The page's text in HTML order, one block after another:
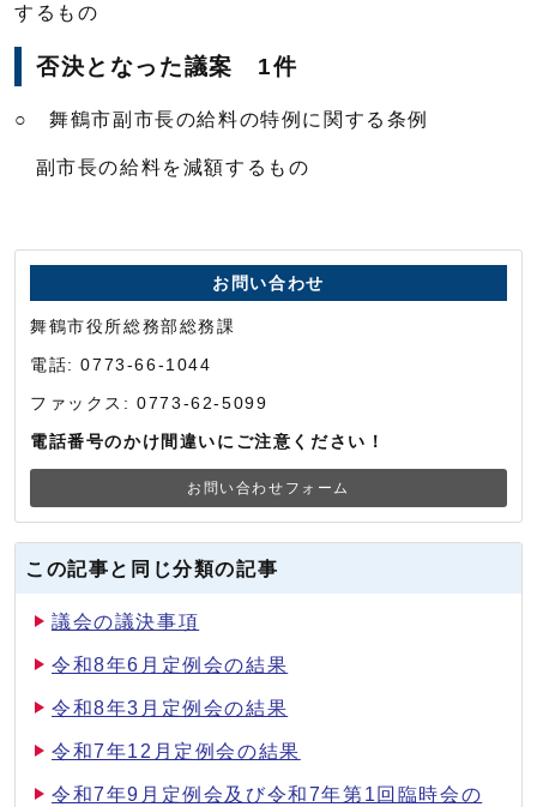
するもの
否決となった議案 1件
○ 舞鶴市副市長の給料の特例に関する条例
副市長の給料を減額するもの
お問い合わせ
舞鶴市役所総務部総務課
電話: 0773-66-1044
ファックス: 0773-62-5099
電話番号のかけ間違いにご注意ください！
お問い合わせフォーム
この記事と同じ分類の記事
議会の議決事項
令和8年6月定例会の結果
令和8年3月定例会の結果
令和7年12月定例会の結果
令和7年9月定例会及び令和7年第1回臨時会の